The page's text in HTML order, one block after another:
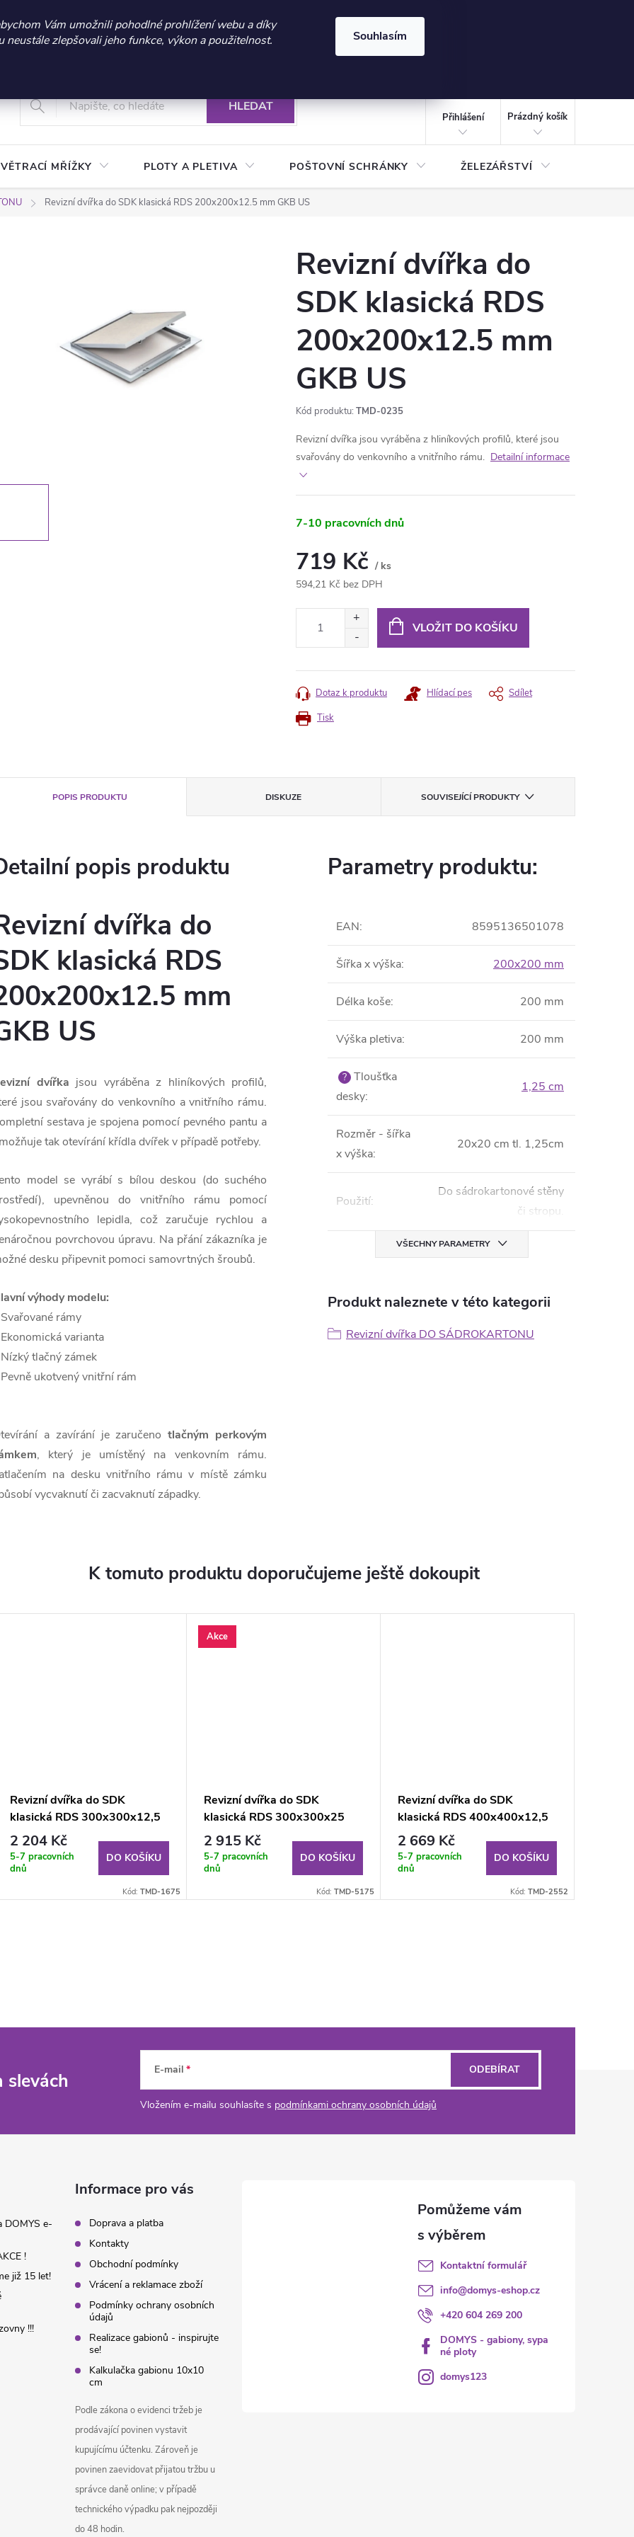
sleva 300 Kč při nákupu nad 3.000 Kč | Platnost do 21.9.2026 ⏰ | Kód: LÉTO2026
Vám umožnili pohodlné prohlížení webu a díky
neustále zlepšovali jeho funkce, výkon a použitelnost.
Souhlasím
+420 604 269 200
Vrácení a reklamace zboží Podmínky ochrany osobních údajů
HLEDAT
Přihlášení
KOŠÍK
Prázdný košík
VĚTRACÍ MŘÍŽKY PLOTY A PLETIVA POŠTOVNÍ SCHRÁNKY ŽELEZÁŘSTVÍ
Revizní dvířka do SDK klasická RDS 200x200x12.5 mm GKB US
Revizní dvířka do
SDK klasická RDS
200x200x12.5 mm
GKB US
Kód produktu: TMD-0235
Revizní dvířka jsou vyráběna z hliníkových profilů, které jsou
svařovány do venkovního a vnitřního rámu. Detailní informace
7-10 pracovních dnů
719 Kč / ks
594,21 Kč bez DPH
VLOŽIT DO KOŠÍKU
Tisk
Dotaz k produktu Hlídací pes Sdílet
POPIS PRODUKTU DISKUZE SOUVISEJÍCÍ PRODUKTY
popis produktu
dvířka do
klasická RDS
mm
US
dvířka jsou vyráběna z hliníkových profilů,
jsou svařovány do venkovního a vnitřního rámu.
sestava je spojena pomocí pevného pantu a
tak otevírání křídla dvířek v případě potřeby.
model se vyrábí s bílou deskou (do suchého
, upevněnou do vnitřního rámu pomocí
lepidla, což zaručuje rychlou a
povrchovou úpravu. Na přání zákazníka je
desku připevnit pomoci samovrtných šroubů.
výhody modelu:
rámy
varianta
tlačný zámek
ukotvený vnitřní rám
a zavírání je zaručenotlačným perkovým
, který je umístěný na venkovním rámu.
na desku vnitřního rámu v místě zámku
vycvaknutí či zacvaknutí západky.
Parametry produktu:
EAN: 8595136501078
Šířka x výška: 200x200 mm
Délka koše: 200 mm
Výška pletiva: 200 mm
? Tloušťka
desky:
1,25 cm
Rozměr - šířka
x výška:
20x20 cm tl. 1,25cm
Použití:
Do sádrokartonové stěny
či stropu.
VŠECHNY PARAMETRY
Produkt naleznete v této kategorii
Revizní dvířka DO SÁDROKARTONU
K tomuto produktu doporučujeme ještě dokoupit
Revizní dvířka do SDK
klasická RDS 300x300x12,5
mm GKB FAB
2 204 Kč
5-7 pracovních
dnů
DO KOŠÍKU
Kód: TMD-1675
Akce
Revizní dvířka do SDK
klasická RDS 300x300x25
mm GKBi KL (impregnovaná)
2 915 Kč
5-7 pracovních
dnů
DO KOŠÍKU
Kód: TMD-5175
Revizní dvířka do SDK
klasická RDS 400x400x12,5
mm GKBi KL (impregnovaná)
2 669 Kč
5-7 pracovních
dnů
DO KOŠÍKU
Kód: TMD-2552
slevách E-mail
Vložením e-mailu souhlasíte s podmínkami ochrany osobních údajů
ODEBÍRAT
DOMYS e-
!
již 15 let!
!!!
Informace pro vás
Doprava a platba
Kontakty
Obchodní podmínky
Vrácení a reklamace zboží
Podmínky ochrany osobních
údajů
Realizace gabionů - inspirujte
se!
Kalkulačka gabionu 10x10
cm
Podle zákona o evidenci tržeb je
prodávající povinen vystavit
kupujícímu účtenku. Zároveň je
povinen zaevidovat přijatou tržbu u
správce daně online; v případě
technického výpadku pak nejpozději
do 48 hodin.
Kontaktní formulář
info@domys-eshop.cz
+420 604 269 200
DOMYS - gabiony, sypa
né ploty
domys123